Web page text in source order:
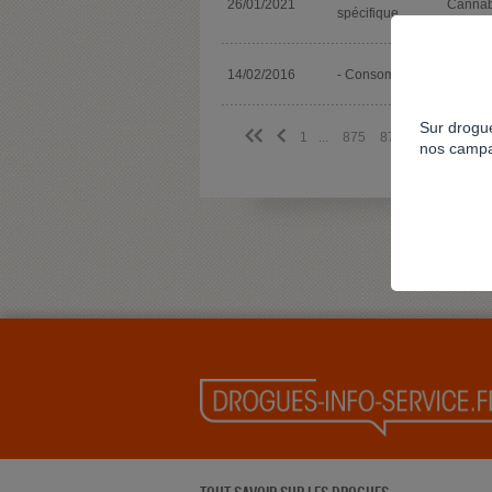
26/01/2021
spécifique
14/02/2016 - Consommation
<< < 1 875 876 877 878
Sur
nos